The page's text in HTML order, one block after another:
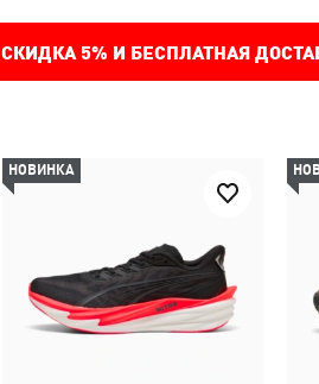
СКИДКА 5% И БЕСПЛАТНАЯ
НОВИНКА